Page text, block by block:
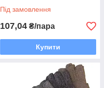
Під замовлення
107,04 ₴/пара
Купити